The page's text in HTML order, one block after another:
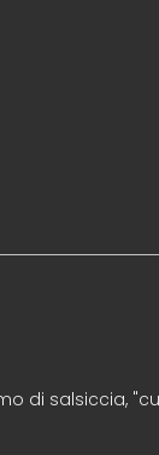
di salsiccia,